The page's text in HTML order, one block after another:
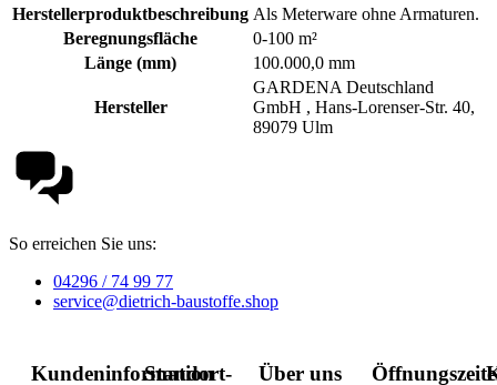
Herstellerproduktbeschreibung Als Meterware ohne Armaturen.
Beregnungsfläche
0-100 m²
Länge (mm)
100.000,0 mm
Hersteller
GARDENA Deutschland
GmbH , Hans-Lorenser-Str. 40,
89079 Ulm
So erreichen Sie uns:
04296 / 74 99 77
service@dietrich-baustoffe.shop
Kundeninformation
Standort- Über uns